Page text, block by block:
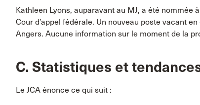
Kathleen Lyons, auparavant au MJ, a été
Cour d’appel fédérale. Un nouveau poste vacant
Angers. Aucune information sur le moment de la
C. Statistiques et
Le JCA énonce ce qui suit :